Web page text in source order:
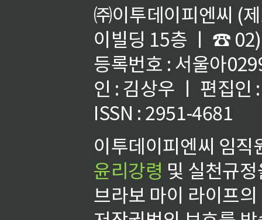
㈜이투데이피엔씨 (
이빌딩 15층 ㅣ ☎
등록번호 : 서울아
인 : 김상우 ㅣ 편집인
ISSN : 2951-4681
이투데이피엔씨 임
윤리강령 및 실천규
브라보 마이 라이프